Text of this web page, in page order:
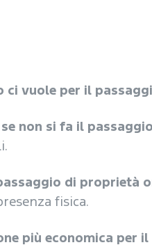
ci vuole per il
se non si fa il
di proprietà
fisica.
più economica per